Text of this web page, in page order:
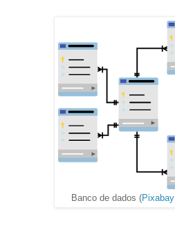
Banco de dados (Pixabay